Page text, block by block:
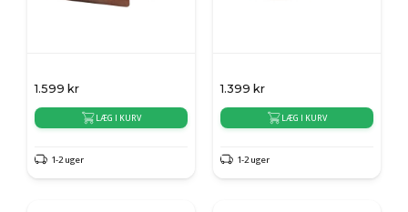
1.599 kr
LÆG I KURV
1-2 uger
1.399 kr
LÆG I KURV
1-2 uger